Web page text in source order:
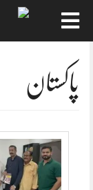
content
پاکستان